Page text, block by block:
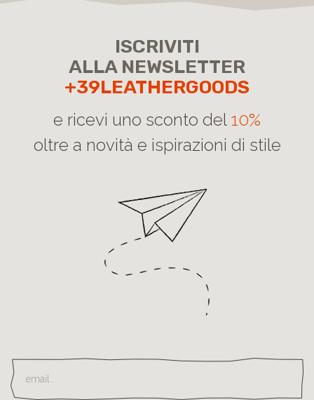
ISCRIVITI
ALLA NEWSLETTER
+39LEATHERGOODS
e ricevi uno sconto del 10%
oltre a novità e ispirazioni di stile